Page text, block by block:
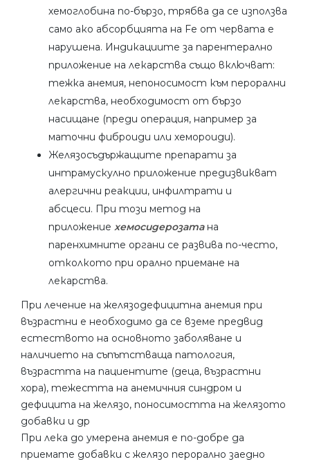
хемоглобина по-бързо, трябва да се използва
само ако абсорбцията на Fe от червата е
нарушена. Индикациите за парентерално
приложение на лекарства също включват:
тежка анемия, непоносимост към перорални
лекарства, необходимост от бързо
насищане (преди операция, например за
маточни фиброиди или хемороиди).
Желязосъдържащите препарати за
интрамускулно приложение предизвикват
алергични реакции, инфилтрати и
абсцеси. При този метод на
приложение хемосидерозатана
паренхимните органи се развива по-често,
отколкото при орално приемане на
лекарства.
При лечение на желязодефицитна анемия при
възрастни е необходимо да се вземе предвид
естеството на основното заболяване и
наличието на съпътстваща патология,
възрастта на пациентите (деца, възрастни
хора), тежестта на анемичния синдром и
дефицита на желязо, поносимостта на желязото
добавки и др
При лека до умерена анемия е по-добре да
приемате добавки с желязо перорално заедно